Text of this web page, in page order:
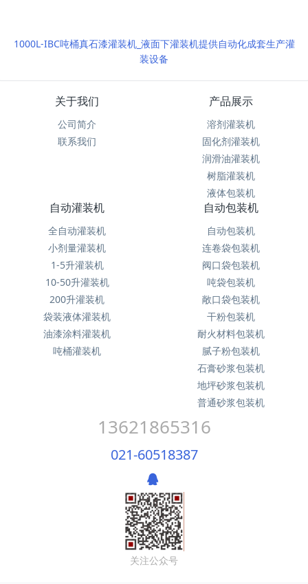
1000L-IBC吨桶真石漆灌装机_液面下灌装机提供自动化成套生产灌
装设备
关于我们
公司简介
联系我们
产品展示
溶剂灌装机
固化剂灌装机
润滑油灌装机
树脂灌装机
液体包装机
自动灌装机
全自动灌装机
小剂量灌装机
1-5升灌装机
10-50升灌装机
200升灌装机
袋装液体灌装机
油漆涂料灌装机
吨桶灌装机
自动包装机
自动包装机
连卷袋包装机
阀口袋包装机
吨袋包装机
敞口袋包装机
干粉包装机
耐火材料包装机
腻子粉包装机
石膏砂浆包装机
地坪砂浆包装机
普通砂浆包装机
13621865316
021-60518387
关注公众号